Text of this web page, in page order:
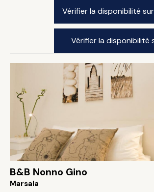
Vérifier la disponibilité
Vérifier la disponibilité
B&B Nonno Gino
Marsala